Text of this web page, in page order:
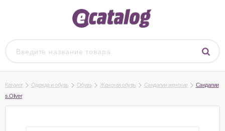
Каталог Одежда и обувь Обувь Женская обувь Сандалии женские
Сандалии
s.Oliver